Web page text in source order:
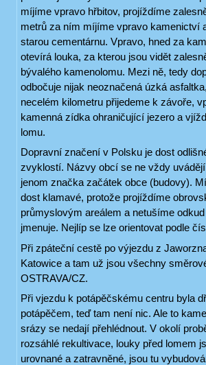
míjíme vpravo hřbitov, projíždíme
metrů za ním míjíme vpravo kamenictví
starou cementárnu. Vpravo, hned za
otevírá louka, za kterou jsou vidět
bývalého kamenolomu. Mezi ně, tedy
odbočuje nijak neoznačená úzká
necelém kilometru přijedeme k závoře,
kamenná zídka ohraničující jezero a
lomu.
Dopravní značení v Polsku je dost
zvyklostí. Názvy obcí se ne vždy
jenom značka začátek obce (budovy).
dost klamavé, protože projíždíme
průmyslovým areálem a netušíme
jmenuje. Nejlíp se lze orientovat podle
Při zpáteční cestě po výjezdu z
Katowice a tam už jsou všechny
OSTRAVA/CZ.
Při vjezdu k potápěčskému centru byla
potápěčem, teď tam není nic. Ale to
srázy se nedají přehlédnout. V okolí
rozsáhlé rekultivace, louky před lomem
urovnané a zatravněné, jsou tu